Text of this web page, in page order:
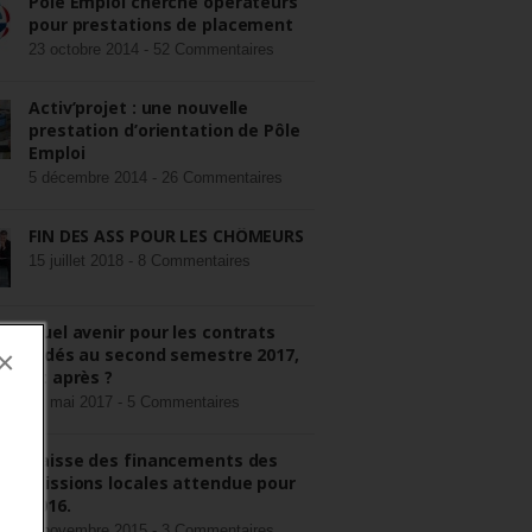
pour prestations de placement
23 octobre 2014 - 52 Commentaires
Activ’projet : une nouvelle
prestation d’orientation de Pôle
Emploi
5 décembre 2014 - 26 Commentaires
FIN DES ASS POUR LES CHÔMEURS
15 juillet 2018 - 8 Commentaires
Quel avenir pour les contrats
aidés au second semestre 2017,
et après ?
22 mai 2017 - 5 Commentaires
Baisse des financements des
missions locales attendue pour
2016.